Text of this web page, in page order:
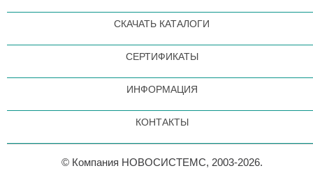
СКАЧАТЬ КАТАЛОГИ
СЕРТИФИКАТЫ
ИНФОРМАЦИЯ
КОНТАКТЫ
© Компания НОВОСИСТЕМС, 2003-2026.